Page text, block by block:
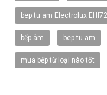
bep tu am Electrolux
bếp âm bep tu am
mua bếp từ loại nào tốt